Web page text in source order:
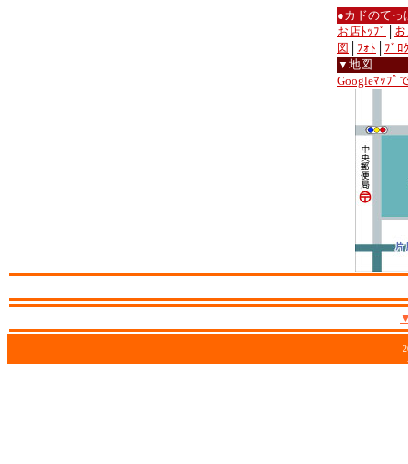
●カドのて
お店ﾄｯﾌﾟ
図
ﾌｫﾄ
ﾌﾞﾛ
▼地図
Googleﾏｯﾌﾟ